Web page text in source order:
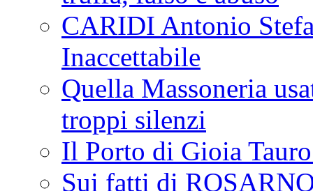
CARIDI Antonio
Inaccettabile
Quella Massoneria
troppi silenzi
Il Porto di Gioia
Sui fatti di